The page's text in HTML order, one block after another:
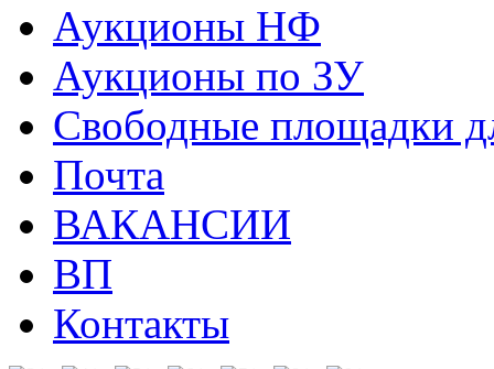
Аукционы НФ
Аукционы по ЗУ
Свободные площадки
Почта
ВАКАНСИИ
ВП
Контакты